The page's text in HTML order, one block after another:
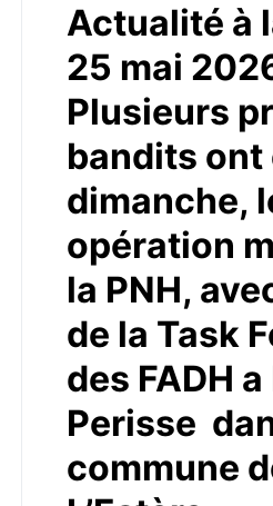
Actualité à
25 mai
Plusieurs
bandits ont
dimanche,
opération
la PNH,
de la Task
des FADH
Perisse
commune